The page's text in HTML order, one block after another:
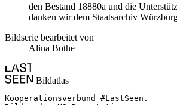
den Bestand 18880a und die
danken wir dem Staatsarchiv
Bildserie bearbeitet von
Alina Bothe
Bildatlas
Kooperationsverbund #LastSeen.